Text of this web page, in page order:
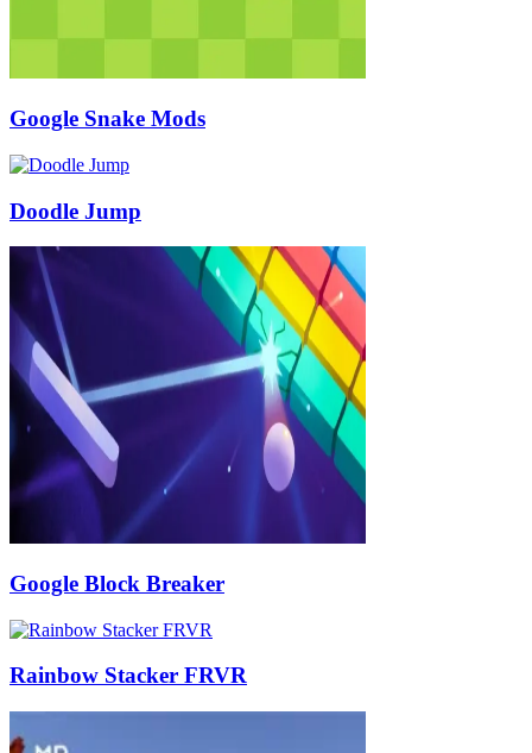
Google Snake Mods
Doodle Jump
Google Block Breaker
Rainbow Stacker FRVR